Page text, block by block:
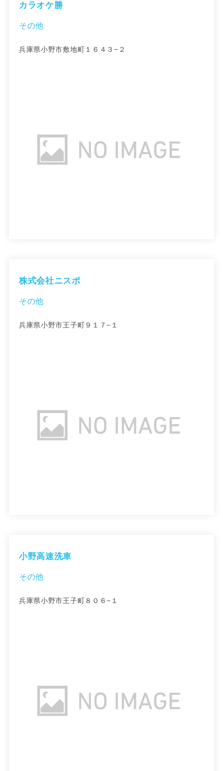
カラオケ勝
その他
兵庫県小野市敷地町１６４３−２
株式会社ニスポ
その他
兵庫県小野市王子町９１７−１
小野高速洗車
その他
兵庫県小野市王子町８０６−１